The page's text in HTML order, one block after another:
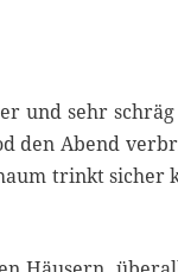
und sehr
den Abend
trinkt sicher